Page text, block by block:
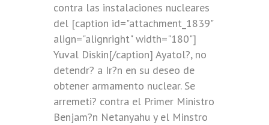
contra las instalaciones nucleares
del [caption id="attachment_1839"
align="alignright" width="180"]
Yuval Diskin[/caption] Ayatol?, no
detendr? a Ir?n en su deseo de
obtener armamento nuclear. Se
arremeti? contra el Primer Ministro
Benjam?n Netanyahu y el Minstro